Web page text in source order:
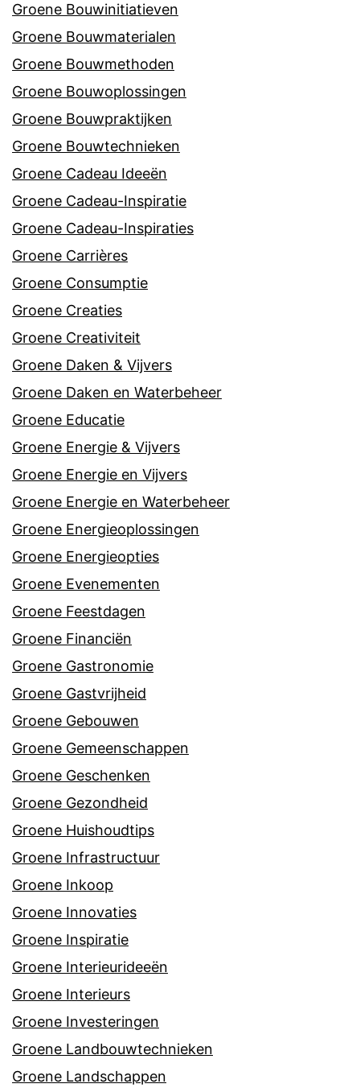
Groene Bouwinitiatieven
Groene Bouwmaterialen
Groene Bouwmethoden
Groene Bouwoplossingen
Groene Bouwpraktijken
Groene Bouwtechnieken
Groene Cadeau Ideeën
Groene Cadeau-Inspiratie
Groene Cadeau-Inspiraties
Groene Carrières
Groene Consumptie
Groene Creaties
Groene Creativiteit
Groene Daken & Vijvers
Groene Daken en Waterbeheer
Groene Educatie
Groene Energie & Vijvers
Groene Energie en Vijvers
Groene Energie en Waterbeheer
Groene Energieoplossingen
Groene Energieopties
Groene Evenementen
Groene Feestdagen
Groene Financiën
Groene Gastronomie
Groene Gastvrijheid
Groene Gebouwen
Groene Gemeenschappen
Groene Geschenken
Groene Gezondheid
Groene Huishoudtips
Groene Infrastructuur
Groene Inkoop
Groene Innovaties
Groene Inspiratie
Groene Interieurideeën
Groene Interieurs
Groene Investeringen
Groene Landbouwtechnieken
Groene Landschappen